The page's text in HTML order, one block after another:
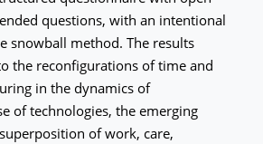
questions, with an intentional
snowball method. The results
the reconfigurations of time and
in the dynamics of
of technologies, the emerging
of work, care,